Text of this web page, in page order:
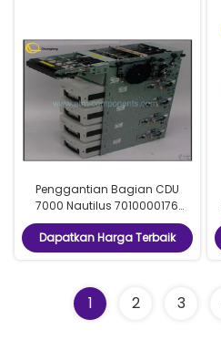
Penggantian Bagian CDU
7000 Nautilus 7010000176
Model Ukuran Khusus Untuk
Mesin Bank
Dapatkan Harga Terbaik
1 2 3